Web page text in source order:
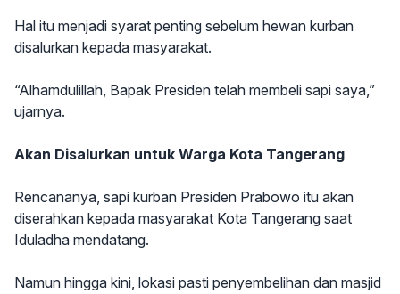
Hal itu menjadi syarat penting sebelum hewan kurban
disalurkan kepada masyarakat.
“Alhamdulillah, Bapak Presiden telah membeli sapi saya,”
ujarnya.
Akan Disalurkan untuk Warga Kota Tangerang
Rencananya, sapi kurban Presiden Prabowo itu akan
diserahkan kepada masyarakat Kota Tangerang saat
Iduladha mendatang.
Namun hingga kini, lokasi pasti penyembelihan dan masjid